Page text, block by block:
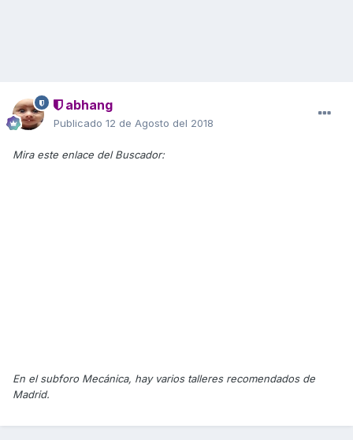
abhang
Publicado 12 de Agosto del 2018
Mira este enlace del Buscador:
En el subforo Mecánica, hay varios talleres recomendados de
Madrid.